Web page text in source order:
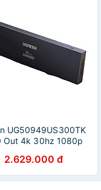
UG50949US300TK
Out 4k 30hz 1080p
alloy with 12v
- HÀNG CHÍNH
2.629.000 đ